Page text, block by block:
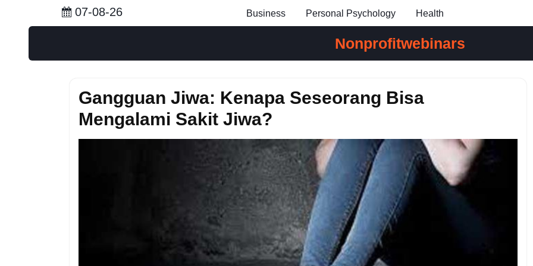
07-08-26 Business Personal Psychology Health
Nonprofitwebinars
Gangguan Jiwa: Kenapa Seseorang Bisa
Mengalami Sakit Jiwa?